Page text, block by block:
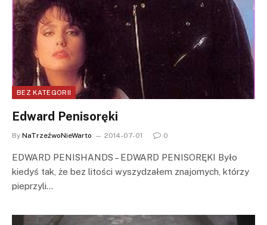
BEZ KATEGORII
Edward Penisoręki
By NaTrzeźwoNieWarto 2014-07-01 0
EDWARD PENISHANDS – EDWARD PENISORĘKI Było
kiedyś tak, że bez litości wyszydzałem znajomych, którzy
pieprzyli…